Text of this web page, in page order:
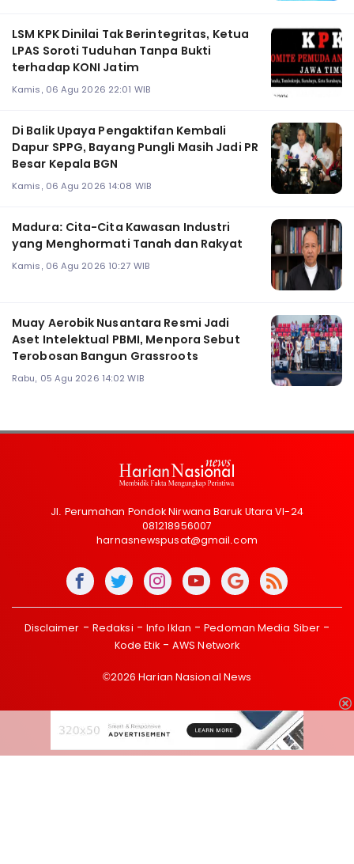
LSM KPK Dinilai Tak Berintegritas, Ketua
LPAS Soroti Tuduhan Tanpa Bukti
terhadap KONI Jatim
Kamis, 06 Agu 2026 22:01 WIB
Di Balik Upaya Pengaktifan Kembali
Dapur SPPG, Bayang Pungli Masih Jadi PR
Besar Kepala BGN
Kamis, 06 Agu 2026 14:08 WIB
Madura: Cita-Cita Kawasan Industri
yang Menghormati Tanah dan Rakyat
Kamis, 06 Agu 2026 10:27 WIB
Muay Aerobik Nusantara Resmi Jadi
Aset Intelektual PBMI, Menpora Sebut
Terobosan Bangun Grassroots
Rabu, 05 Agu 2026 14:02 WIB
Jl. Perumahan Pondok Nirwana Baruk Utara VI-24
081218956007
harnasnewspusat@gmail.com
Disclaimer Redaksi Info Iklan
Pedoman Media Siber
Kode Etik
AWS Network
©2026 Harian Nasional News